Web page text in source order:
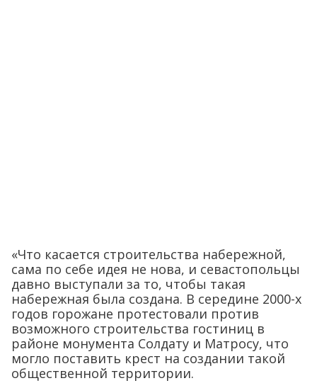
«Что касается строительства набережной,
сама по себе идея не нова, и севастопольцы
давно выступали за то, чтобы такая
набережная была создана. В середине 2000-х
годов горожане протестовали против
возможного строительства гостиниц в
районе монумента Солдату и Матросу, что
могло поставить крест на создании такой
общественной территории.